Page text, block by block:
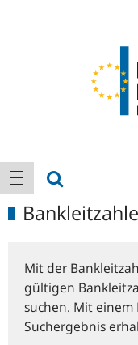
Hauptnavigation
Navigation
Mit der
gültigen
suchen. Mit einem
Suchergebnis